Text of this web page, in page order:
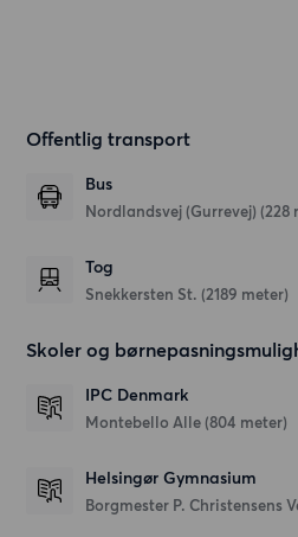
Offentlig transport
Bus
Nordlandsvej (Gurrevej) (228
Tog
Snekkersten St. (2189 meter)
Skoler og
IPC Denmark
Montebello Alle (804 meter)
Helsingør Gymnasium
Borgmester P. Christensens